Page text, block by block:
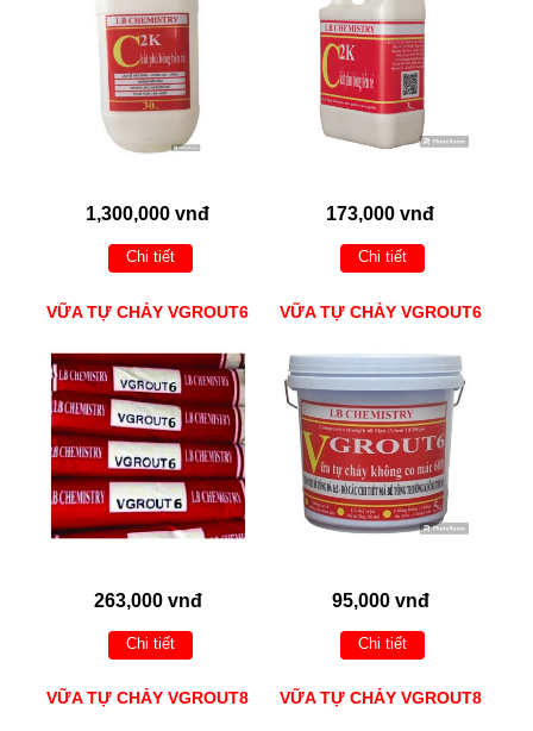
1,300,000 vnđ
Chi tiết
173,000 vnđ
Chi tiết
VỮA TỰ CHẢY VGROUT6
263,000 vnđ
Chi tiết
VỮA TỰ CHẢY VGROUT6
95,000 vnđ
Chi tiết
VỮA TỰ CHẢY VGROUT8 VỮA TỰ CHẢY VGROUT8